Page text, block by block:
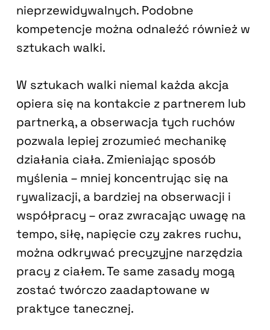
nieprzewidywalnych. Podobne
kompetencje można odnaleźć również w
sztukach walki.
W sztukach walki niemal każda akcja
opiera się na kontakcie z partnerem lub
partnerką, a obserwacja tych ruchów
pozwala lepiej zrozumieć mechanikę
działania ciała. Zmieniając sposób
myślenia – mniej koncentrując się na
rywalizacji, a bardziej na obserwacji i
współpracy – oraz zwracając uwagę na
tempo, siłę, napięcie czy zakres ruchu,
można odkrywać precyzyjne narzędzia
pracy z ciałem. Te same zasady mogą
zostać twórczo zaadaptowane w
praktyce tanecznej.